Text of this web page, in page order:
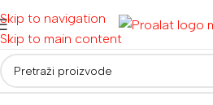
Skip to navigation
Skip to main content
Početna/ Radna odjeća i obuća